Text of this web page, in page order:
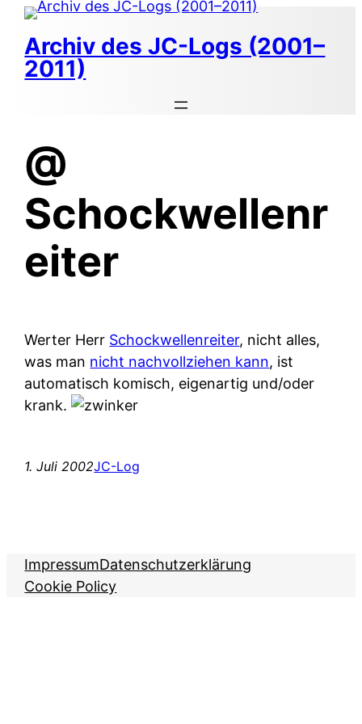
Zum
Inhalt
springen
Archiv des JC-Logs (2001–
2011)
@
Schockwellenr
eiter
Werter Herr Schockwellenreiter, nicht alles,
was man nicht nachvollziehen kann, ist
automatisch komisch, eigenartig und/oder
krank.
1. Juli 2002JC-Log
ImpressumDatenschutzerklärung
Cookie Policy